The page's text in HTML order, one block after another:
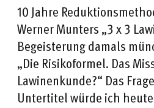
10 Jahre
Werner Munters „3 x 3
Begeisterung damals
„Die Risikoformel. Das
Lawinenkunde?“ Das
Untertitel würde ich